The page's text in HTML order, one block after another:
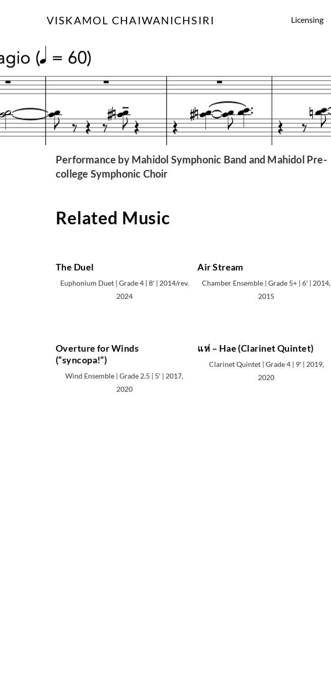
VISKAMOL CHAIWANICHSIRI Licensing
Performance by Mahidol Symphonic Band and Mahidol Pre-
college Symphonic Choir
Related Music
The Duel
Euphonium Duet | Grade 4 | 8′ | 2014/rev.
2024
Air Stream
Chamber Ensemble | Grade 5+ | 6′ | 2014,
2015
Overture for Winds
(“syncopa!”)
Wind Ensemble | Grade 2.5 | 5′ | 2017,
2020
แห่ – Hae (Clarinet Quintet)
Clarinet Quintet | Grade 4 | 9′ | 2019,
2020